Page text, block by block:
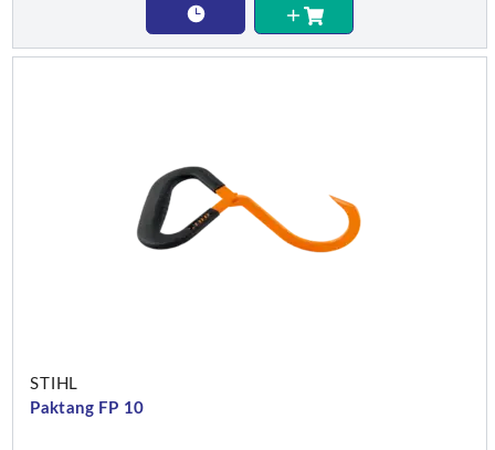
STIHL
Paktang FP 10